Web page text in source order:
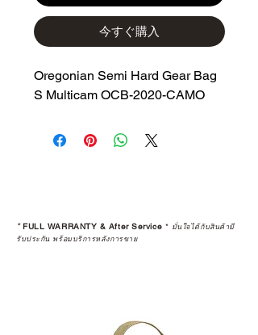
今すぐ購入
Oregonian Semi Hard Gear Bag
S Multicam OCB-2020-CAMO
*FULL WARRANTY & After Service * มั่นใจได้กับสินค้ามี
รับประกัน พร้อมบริการหลังการขาย